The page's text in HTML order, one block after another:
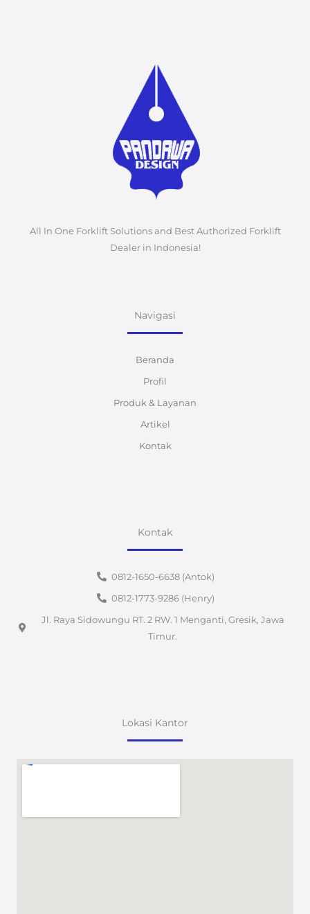
All In One Forklift Solutions and Best Authorized Forklift
Dealer in Indonesia!
Navigasi
Beranda
Profil
Produk & Layanan
Artikel
Kontak
Kontak
0812-1650-6638 (Antok)
0812-1773-9286 (Henry)
Jl. Raya Sidowungu RT. 2 RW. 1 Menganti, Gresik, Jawa
Timur.
Lokasi Kantor